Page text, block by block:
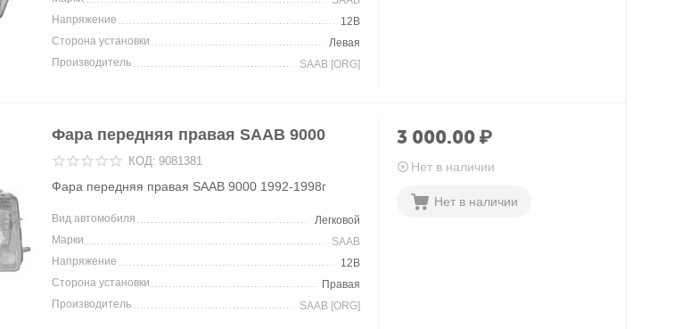
Напряжение
12В
Сторона установки
Левая
Производитель
SAAB [ORG]
Фара передняя правая SAAB 9000
КОД: 9081381
Фара передняя правая SAAB 9000 1992-1998г
Вид автомобиля
Легковой
Марки
SAAB
Напряжение
12В
Сторона установки
Правая
Производитель
SAAB [ORG]
3 000.00 ₽
Нет в наличии
Нет в наличии